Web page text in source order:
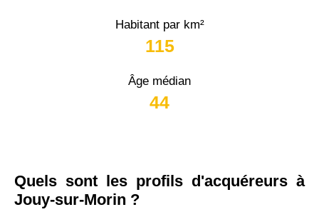
Habitant par km²
115
Âge médian
44
Quels sont les profils d'acquéreurs à
Jouy-sur-Morin ?